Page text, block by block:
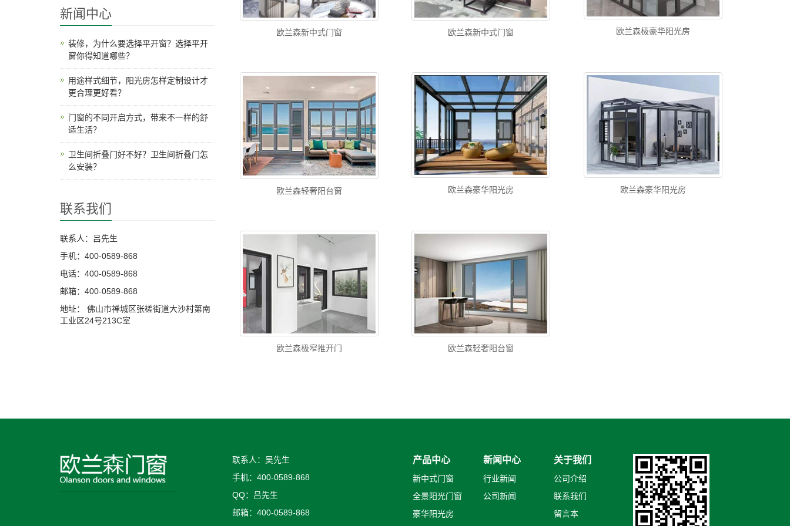
欧兰森新中式门窗 欧兰森新中式门窗 欧兰森极豪华阳光房
欧兰森轻奢阳台窗 欧兰森豪华阳光房 欧兰森豪华阳光房
欧兰森极窄推开门 欧兰森轻奢阳台窗
新闻中心
装修，为什么要选择平开窗？选择平开
窗你得知道哪些？
用途样式细节，阳光房怎样定制设计才
更合理更好看？
门窗的不同开启方式，带来不一样的舒
适生活？
卫生间折叠门好不好？卫生间折叠门怎
么安装？
联系我们
联系人：吕先生
手机：400-0589-868
电话：400-0589-868
邮箱：400-0589-868
地址： 佛山市禅城区张槎街道大沙村第南
工业区24号213C室
联系人：吴先生
手机：400-0589-868
QQ：吕先生
邮箱：400-0589-868
产品中心
新中式门窗
全景阳光门窗
豪华阳光房
新闻中心
行业新闻
公司新闻
关于我们
公司介绍
联系我们
留言本